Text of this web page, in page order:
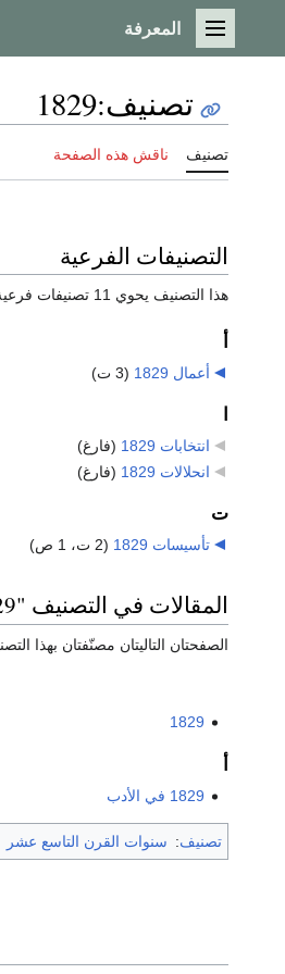
القائمة الرئيسية
المعرفة
تصنيف:
1829
تصنيف ناقش هذه الصفحة
التصنيفات الفرعية
هذا التصنيف يحوي 11 تصنيفات فرعية، من إجمالي 11.
أعمال 1829 (3 ت)
انتخابات 1829
(فارغ)
انحلالات 1829
(فارغ)
ت
تأسيسات 1829 (2 ت، 1 ص)
المقالات في التصنيف "1829"
الصفحتان التاليتان مصنّفتان بهذا
1829
1829 في الأدب
تصنيف: سنوات القرن التاسع عشر